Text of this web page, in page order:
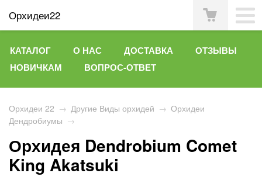
Орхидеи22
КАТАЛОГ О НАС ДОСТАВКА
ОТЗЫВЫ
НОВИЧКАМ
ВОПРОС-ОТВЕТ
Орхидеи 22 → Другие Виды орхидей → Орхидеи
Дендробиумы →
Орхидея Dendrobium Comet
King Akatsuki